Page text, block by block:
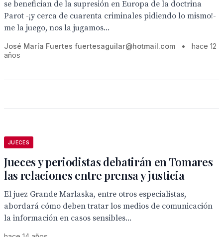
se benefician de la supresión en Europa de la doctrina
Parot -¡y cerca de cuarenta criminales pidiendo lo mismo!-
me la juego, nos la jugamos...
José María Fuertes fuertesaguilar@hotmail.com •
hace 12
años
JUECES
Jueces y periodistas debatirán en Tomares
las relaciones entre prensa y justicia
El juez Grande Marlaska, entre otros especialistas,
abordará cómo deben tratar los medios de comunicación
la información en casos sensibles...